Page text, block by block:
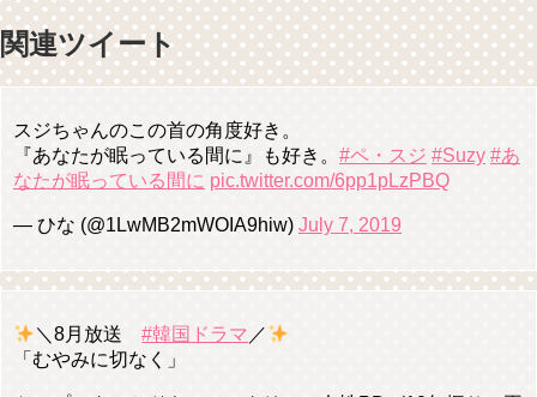
関連ツイート
スジちゃんのこの首の角度好き。
『あなたが眠っている間に』も好き。 #ペ・スジ #Suzy #あ
なたが眠っている間に pic.twitter.com/6pp1pLzPBQ
— ひな (@1LwMB2mWOIA9hiw) July 7, 2019
＼8月放送#韓国ドラマ ／
「むやみに切なく」